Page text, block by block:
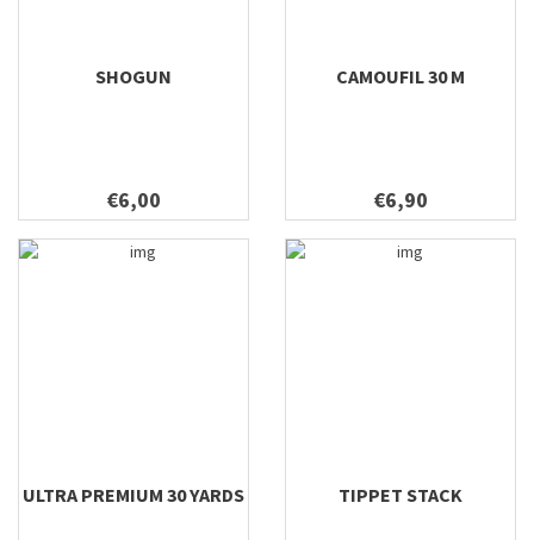
SHOGUN
€6,00
CAMOUFIL 30 M
€6,90
ULTRA PREMIUM 30 YARDS TIPPET STACK